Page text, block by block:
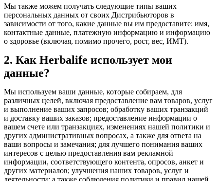
Мы также можем получать следующие типы ваших
персональных данных от своих Дистрибьюторов в
зависимости от того, какие данные вы им предоставите: имя,
контактные данные, платежную информацию и информацию
о здоровье (включая, помимо прочего, рост, вес, ИМТ).
2. Как Herbalife использует мои
данные?
Мы используем ваши данные, которые собираем, для
различных целей, включая предоставление вам товаров, услуг
и выполнение ваших запросов; обработку ваших транзакций
и доставку ваших заказов; предоставление информации о
вашем счете или транзакциях, изменениях нашей политики и
других административных вопросах, а также для ответа на
ваши вопросы и замечания; для лучшего понимания ваших
интересов с целью предоставления вам рекламной
информации, соответствующего контента, опросов, анкет и
других материалов; улучшения наших товаров, услуг и